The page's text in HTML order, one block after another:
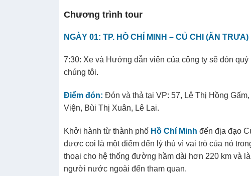
Chương trình tour
NGÀY 01: TP. HỒ CHÍ MINH – CỦ CHI (ĂN TRƯA)
7:30: Xe và Hướng dẫn viên của công ty sẽ đón
chúng tôi.
Điểm đón: Đón và thả tại VP: 57, Lê Thị Hồng
Viện, Bùi Thị Xuân, Lê Lai.
Khởi hành từ thành phố Hồ Chí Minh đến địa đạo
được coi là một điểm đến lý thú vì vai trò của nó
thoại cho hệ thống đường hầm dài hơn 220 km và
người nước ngoài đến tham quan.